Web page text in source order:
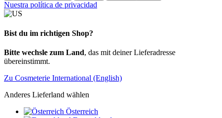
Nuestra política de privacidad
Bist du im richtigen Shop?
Bitte wechsle zum Land, das mit deiner Lieferadresse
übereinstimmt.
Zu Cosmeterie International (English)
Anderes Lieferland wählen
Österreich